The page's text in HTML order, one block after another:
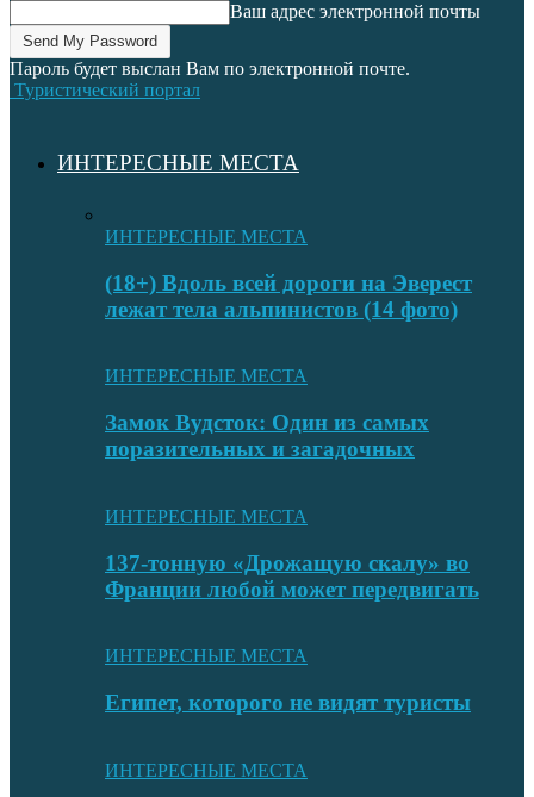
Ваш адрес электронной почты
Пароль будет выслан Вам по электронной почте.
Туристический портал
ИНТЕРЕСНЫЕ МЕСТА
ИНТЕРЕСНЫЕ МЕСТА
(18+) Вдоль всей дороги на Эверест
лежат тела альпинистов (14 фото)
ИНТЕРЕСНЫЕ МЕСТА
Замок Вудсток: Один из самых
поразительных и загадочных
ИНТЕРЕСНЫЕ МЕСТА
137-тонную «Дрожащую скалу» во
Франции любой может передвигать
ИНТЕРЕСНЫЕ МЕСТА
Египет, которого не видят туристы
ИНТЕРЕСНЫЕ МЕСТА